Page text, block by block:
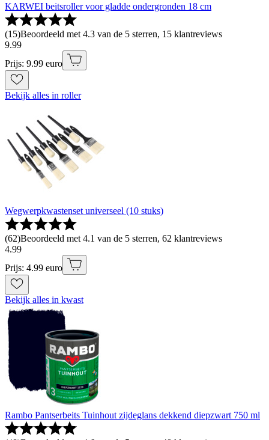
KARWEI beitsroller voor gladde ondergronden 18 cm
(15)Beoordeeld met 4.3 van de 5 sterren, 15 klantreviews
9.99
Prijs: 9.99 euro
Bekijk alles in roller
Wegwerpkwastenset universeel (10 stuks)
(62)Beoordeeld met 4.1 van de 5 sterren, 62 klantreviews
4.99
Prijs: 4.99 euro
Bekijk alles in kwast
Rambo Pantserbeits Tuinhout zijdeglans dekkend diepzwart 750 ml